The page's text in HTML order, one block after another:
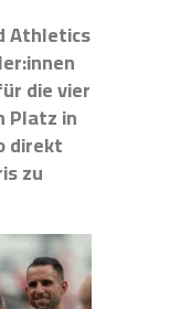
Athletics
die vier
Platz in
direkt
zu